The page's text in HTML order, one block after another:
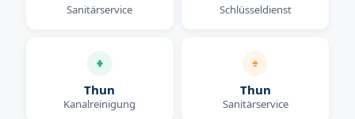
Sanitärservice Schlüsseldienst
Thun
Kanalreinigung
Thun
Sanitärservice